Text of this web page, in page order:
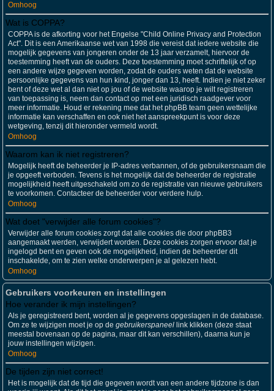
Omhoog
Wat is COPPA?
COPPA is de afkorting voor het Engelse "Child Online Privacy and Protection
Act". Dit is een Amerikaanse wet van 1998 die vereist dat iedere website die
mogelijk gegevens van jongeren onder de 13 jaar verzamelt, hiervoor de
toestemming heeft van de ouders. Deze toestemming moet schriftelijk of op
een andere wijze gegeven worden, zodat de ouders weten dat de website
persoonlijke gegevens van hun kind, jonger dan 13, heeft. Indien je niet zeker
bent of deze wet al dan niet op jou of de website waarop je wilt registreren
van toepassing is, neem dan contact op met een juridisch raadgever voor
meer informatie. Houd er rekening mee dat het phpBB team geen wettelijke
informatie kan verschaffen en ook niet het aanspreekpunt is voor deze
wetgeving, tenzij dit hieronder vermeld wordt.
Omhoog
Waarom kan ik niet registreren?
Mogelijk heeft de beheerder je IP-adres verbannen, of de gebruikersnaam die
je opgeeft verboden. Tevens is het mogelijk dat de beheerder de registratie
mogelijkheid heeft uitgeschakeld om zo de registratie van nieuwe gebruikers
te voorkomen. Contacteer de beheerder voor verdere hulp.
Omhoog
Wat doet "verwijder alle forum cookies"?
Verwijder alle forum cookies zorgt dat alle cookies die door phpBB3
aangemaakt werden, verwijdert worden. Deze cookies zorgen ervoor dat je
ingelogd bent en geven ook de mogelijkheid, indien de beheerder dit
inschakelde, om te zien welke onderwerpen je al gelezen hebt.
Omhoog
Gebruikers voorkeuren en instellingen
Hoe verander ik mijn instellingen?
Als je geregistreerd bent, worden al je gegevens opgeslagen in de database.
Om ze te wijzigen moet je op de gebruikerspaneel link klikken (deze staat
meestal bovenaan op de pagina, maar dit kan verschillen), daarna kun je
jouw instellingen wijzigen.
Omhoog
De tijden zijn niet correct!
Het is mogelijk dat de tijd die gegeven wordt van een andere tijdzone is dan